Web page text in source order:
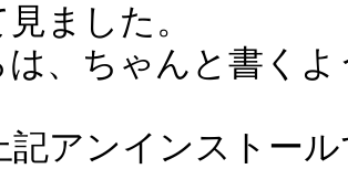
ました。
は、ちゃんと書く
記アンインストー